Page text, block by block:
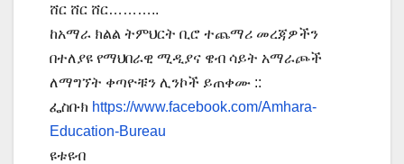
ሸር ሸር ሸር………..
ከአማራ ክልል ትምህርት ቢሮ ተጨማሪ መረጃዎችን
በተለያዩ የማህበራዊ ሚዲያና ዌብ ሳይት አማራጮች
ለማግኘት ቀጣዮቹን ሊንኮች ይጠቀሙ ::
ፌስቡክ https://www.facebook.com/Amhara-
Education-Bureau
ዩቱዩብ